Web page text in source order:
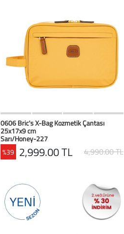
HIZLI BAK Favorilerim
0606 Bric's X-Bag Kozmetik Çantası
25x17x9 cm
Sarı/Honey-227
%39 2,999.00 TL 4,990.00 TL